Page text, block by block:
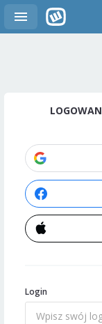
Login